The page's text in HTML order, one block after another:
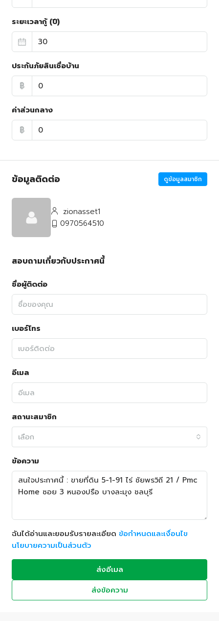
ระยะเวลากู้ (ปี)
ประกันภัยสินเชื่อบ้าน
฿
ค่าส่วนกลาง
฿
ข้อมูลติดต่อ ดูข้อมูลสมาชิก
zionasset1
0970564510
สอบถามเกี่ยวกับประกาศนี้
ชื่อผู้ติดต่อ
เบอร์โทร
อีเมล
สถานะสมาชิก
เลือก
ข้อความ
ฉันได้อ่านและยอมรับรายละเอียด ข้อกำหนดและเงื่อนไข
นโยบายความเป็นส่วนตัว
ส่งอีเมล
ส่งข้อความ